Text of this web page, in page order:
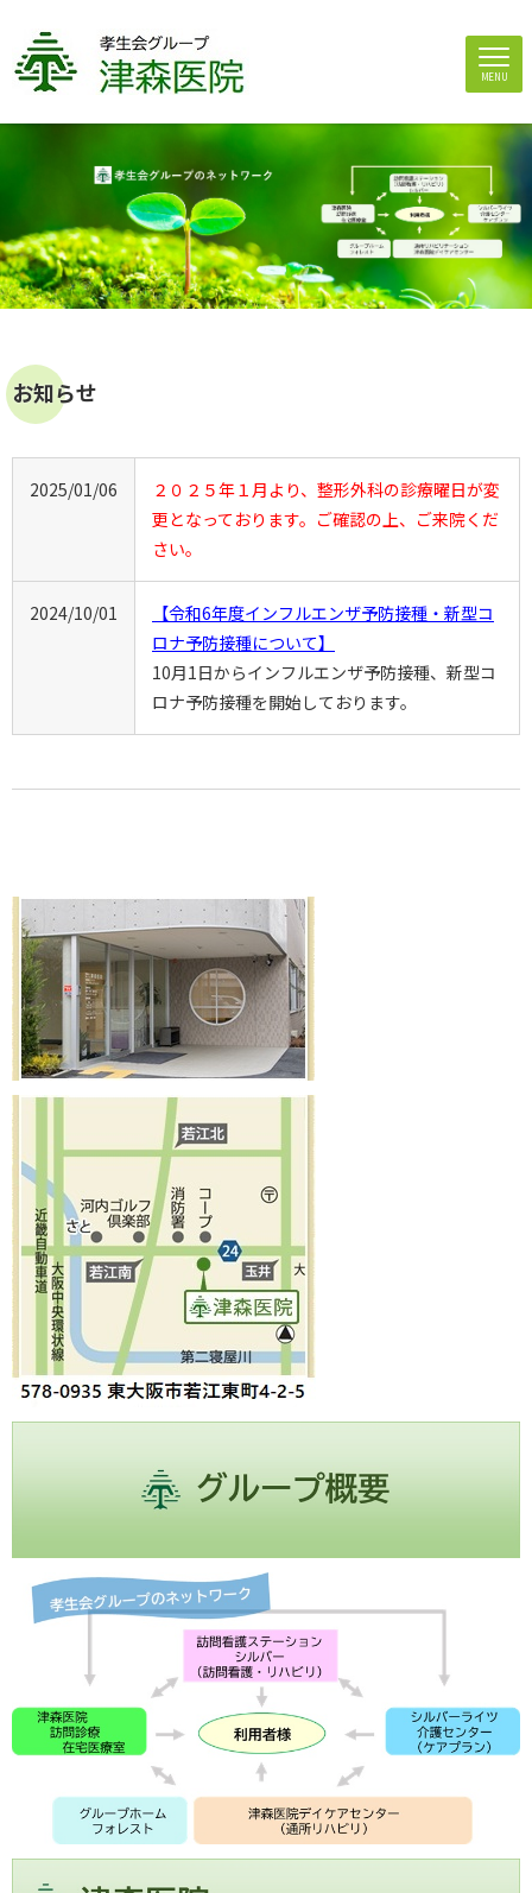
MENU
お知らせ
2025/01/06
２０２５年１月より、整形外科の診療曜日が変
更となっております。 ご確認の上、ご来院くだ
さい。
2024/10/01
【令和6年度インフルエンザ予防接種・新型コ
ロナ予防接種について】
10月1日からインフルエンザ予防接種、新型コ
ロナ予防接種を開始しております。